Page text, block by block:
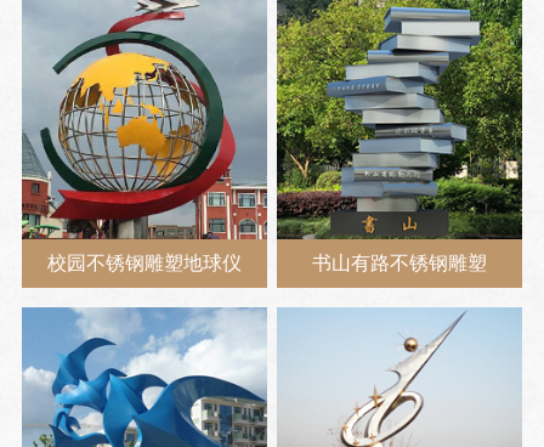
校园不锈钢雕塑地球仪 书山有路不锈钢雕塑